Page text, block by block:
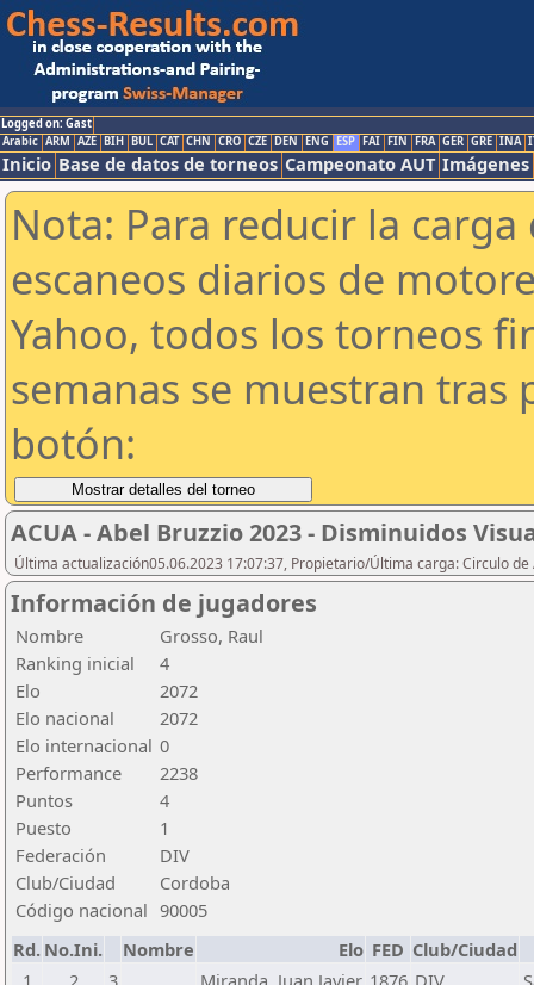
Logged on: Gast
Arabic ARM AZE BIH BUL CAT CHN CRO CZE DEN ENG ESP FAI FIN FRA GER GRE INA
Inicio Base de datos de torneos Campeonato AUT Imágenes
Nota: Para reducir la
escaneos diarios de
Yahoo, todos los torneos
semanas se muestran tras
botón:
ACUA - Abel Bruzzio 2023 - Disminuidos
Última actualización05.06.2023 17:07:37, Propietario/Última carga: Circulo
Información de jugadores
Nombre
Grosso, Raul
Ranking inicial
4
Elo
2072
Elo nacional
2072
Elo internacional 0
Performance
2238
Puntos
4
Puesto
1
Federación
DIV
Club/Ciudad
Cordoba
Código nacional 90005
Rd. No.Ini. Nombre Elo FED Club/Ciudad
1
2 3 Miranda, Juan Javier 1876 DIV